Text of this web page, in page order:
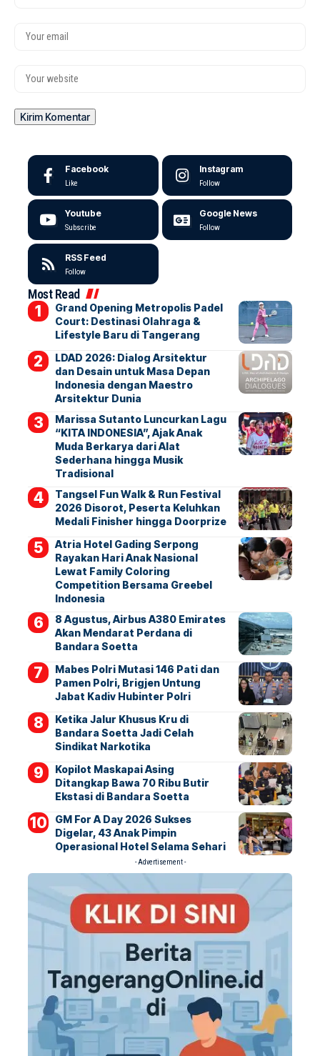
Facebook
Like
Instagram
Follow
Youtube
Subscribe
Google News
Follow
RSS Feed
Follow
Most Read
Grand Opening Metropolis Padel
Court: Destinasi Olahraga &
Lifestyle Baru di Tangerang
LDAD 2026: Dialog Arsitektur
dan Desain untuk Masa Depan
Indonesia dengan Maestro
Arsitektur Dunia
Marissa Sutanto Luncurkan Lagu
“KITA INDONESIA”, Ajak Anak
Muda Berkarya dari Alat
Sederhana hingga Musik
Tradisional
Tangsel Fun Walk & Run Festival
2026 Disorot, Peserta Keluhkan
Medali Finisher hingga Doorprize
Atria Hotel Gading Serpong
Rayakan Hari Anak Nasional
Lewat Family Coloring
Competition Bersama Greebel
Indonesia
8 Agustus, Airbus A380 Emirates
Akan Mendarat Perdana di
Bandara Soetta
Mabes Polri Mutasi 146 Pati dan
Pamen Polri, Brigjen Untung
Jabat Kadiv Hubinter Polri
Ketika Jalur Khusus Kru di
Bandara Soetta Jadi Celah
Sindikat Narkotika
Kopilot Maskapai Asing
Ditangkap Bawa 70 Ribu Butir
Ekstasi di Bandara Soetta
GM For A Day 2026 Sukses
Digelar, 43 Anak Pimpin
Operasional Hotel Selama Sehari
- Advertisement -